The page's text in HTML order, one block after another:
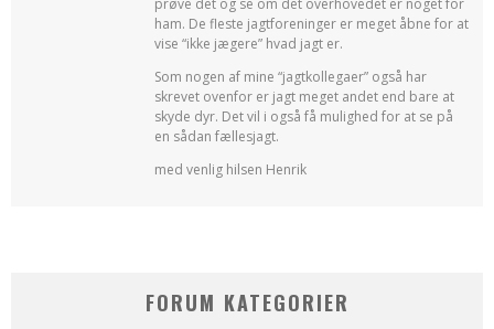
prøve det og se om det overhovedet er noget for
ham. De fleste jagtforeninger er meget åbne for at
vise “ikke jægere” hvad jagt er.
Som nogen af mine “jagtkollegaer” også har
skrevet ovenfor er jagt meget andet end bare at
skyde dyr. Det vil i også få mulighed for at se på
en sådan fællesjagt.
med venlig hilsen Henrik
FORUM KATEGORIER